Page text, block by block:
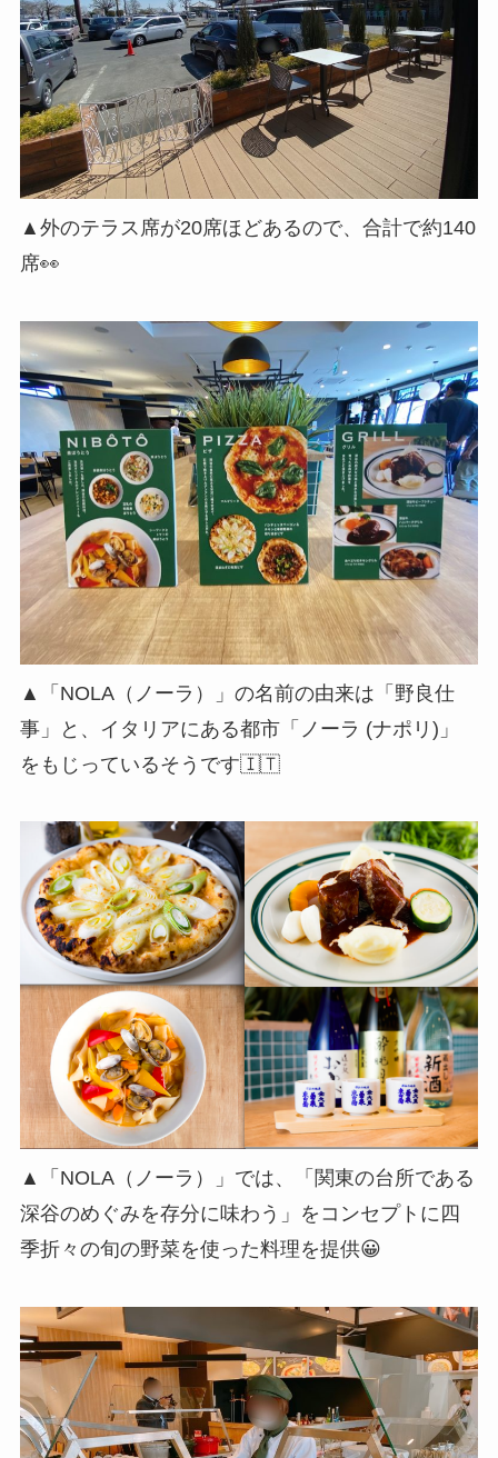
▲外のテラス席が20席ほどあるので、合計で約140
席👀
▲「NOLA（ノーラ）」の名前の由来は「野良仕
事」と、イタリアにある都市「ノーラ (ナポリ)」
をもじっているそうです🇮🇹
▲「NOLA（ノーラ）」では、「関東の台所である
深谷のめぐみを存分に味わう」をコンセプトに四
季折々の旬の野菜を使った料理を提供😀